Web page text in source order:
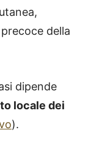
precoce della
dipende
locale dei
).